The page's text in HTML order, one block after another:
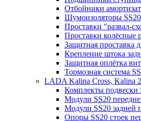
Отбойники
Шумоизоляторы SS20
Проставки "развал-
Проставки колёсные
Защитная проставка
Крепление штока
Защитная оплётка
Тормозная система
LADA Kalina Cross, Kalina
Комплекты подвески
Модули SS20
Модули SS20 задней
Опоры SS20 стоек